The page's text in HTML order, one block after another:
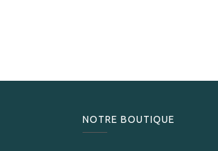
NOTRE BOUTIQUE